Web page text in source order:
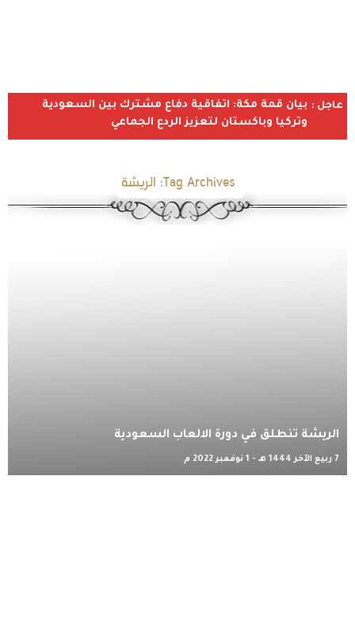
عاجل : بيان قمة مكة: اتفاقية دفاع مشترك بين السعودية
وتركيا وباكستان لتعزيز الردع الجماعي
Tag Archives: الريشة
الريشة تنطلق في دورة الالعاب السعودية
7 ربيع الآخر 1444 هـ - 1 نوفمبر 2022 م